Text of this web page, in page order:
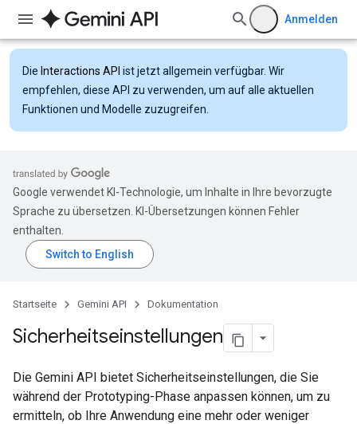
Anmelden
Die Interactions API ist jetzt allgemein verfügbar. Wir
empfehlen, diese API zu verwenden, um auf alle aktuellen
Funktionen und Modelle zuzugreifen.
Google verwendet KI-Technologie, um Inhalte in Ihre bevorzugte
Sprache zu übersetzen. KI-Übersetzungen können Fehler
enthalten.
Startseite Gemini API Dokumentation
Sicherheits­einstellungen
Die Gemini API bietet Sicherheitseinstellungen, die Sie
während der Prototyping-Phase anpassen können, um zu
ermitteln, ob Ihre Anwendung eine mehr oder weniger